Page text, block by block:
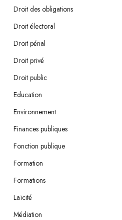
Droit des obligations
Droit électoral
Droit pénal
Droit privé
Droit public
Education
Environnement
Finances publiques
Fonction publique
Formation
Formations
Laïcité
Médiation